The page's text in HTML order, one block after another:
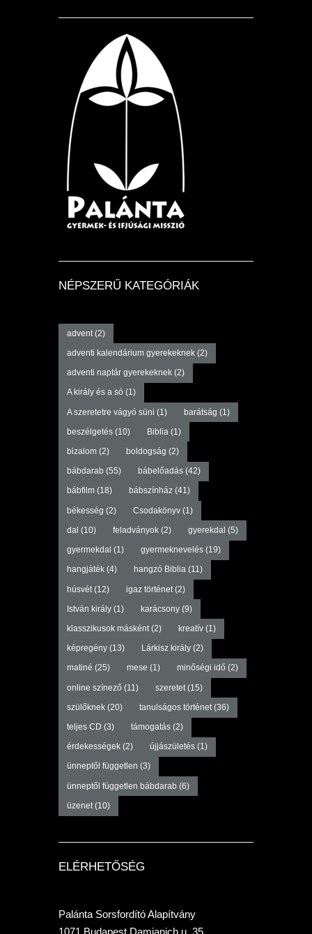
NÉPSZERŰ KATEGÓRIÁK
advent(2)
adventi kalendárium gyerekeknek(2)
adventi naptár gyerekeknek(2)
A király és a só (1)
A szeretetre vágyó süni (1) barátság (1)
beszélgetés(10) Biblia (1)
bizalom(2) boldogság (2)
bábdarab (55) bábelőadás(42)
bábfilm(18) bábszínház(41)
békesség (2) Csodakönyv(1)
dal (10) feladványok(2) gyerekdal (5)
gyermekdal (1) gyermeknevelés(19)
hangjáték(4) hangzó Biblia(11)
húsvét(12) igaz történet(2)
István király(1) karácsony(9)
klasszikusok másként(2) kreatív(1)
képregény(13) Lárkisz király(2)
matiné (25) mese (1) minőségi idő (2)
online színező (11) szeretet(15)
szülőknek(20) tanulságos történet(36)
teljes CD (3) támogatás(2)
érdekességek(2) újjászületés(1)
ünneptől független (3)
ünneptől független bábdarab (6)
üzenet(10)
ELÉRHETŐSÉG
Palánta Sorsfordító Alapítvány
1071 Budapest Damjanich u. 35.